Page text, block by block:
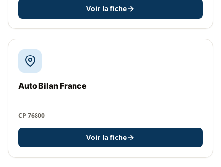
Voir la fiche
Auto Bilan France
CP 76800
Voir la fiche